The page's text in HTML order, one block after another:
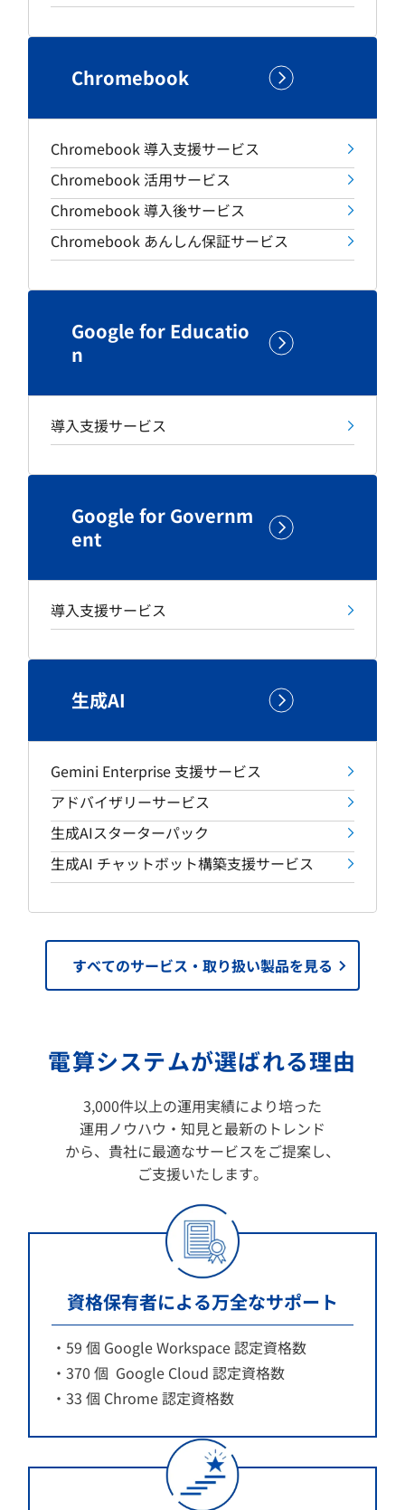
Chromebook
Chromebook 導入支援サービス
Chromebook 活用サービス
Chromebook 導入後サービス
Chromebook あんしん保証サービス
Google for Educatio
n
導入支援サービス
Google for Governm
ent
導入支援サービス
生成AI
Gemini Enterprise 支援サービス
アドバイザリーサービス
生成AIスターターパック
生成AI チャットボット構築支援サービス
すべてのサービス・取り扱い製品を見る
電算システムが選ばれる理由
3,000件以上の運用実績により培った
運用ノウハウ・知見と最新のトレンド
から、貴社に最適なサービスをご提案し、
ご支援いたします。
資格保有者による万全なサポート
59 個 Google Workspace 認定資格数
370 個 Google Cloud 認定資格数
33 個 Chrome 認定資格数